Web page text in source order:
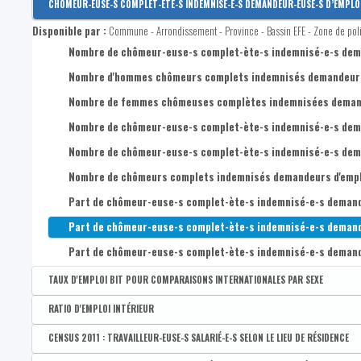
Taux d'emploi administratif des 50-64 ans
CENSUS 2011 : Taux de chômage administratif des 25-49 ans
CENSUS 2011 : Taux de chômage administratif des 50-64 ans
Taux de chômage administratif des 15-24 ans
Taux de chômage administratif des 25-49 ans
Taux de chômage administratif des 50-64 ans
Taux de chômage administratif des 15-19 ans
Taux de chômage de longue durée (1 ans et plus)
Taux de chômage de très très longue durée (5 ans et plus)
Part des demandeur-euse-s d'emploi inoccupé-e-s (DEI) de
Part des demandeur-euse-s d'emploi inoccupé-e-s (DEI) de
Part des demandeur-euse-s d'emploi inoccupé-e-s (DEI) de
Disponible par :Commune - Arrondissement - Province - Bassin EFE - Zone de
Taux de chômage BIT des 15-64 ans
Taux de chômage BIT des 20-64 ans
Taux de chômage BIT des hommes de 15-64 ans
Taux de chômage BIT des femmes de 15-64 ans
CHÔMEUR-EUSE-S COMPLET-ÈTE-S INDEMNISÉ-E-S DEMANDEUR-EUSE-S
Disponible par : Commune - Arrondissement - Province - Bassin EFE - Zone de
Nombre de chômeur-euse-s complet-ète-s indemnisé-e-s
Nombre d'hommes chômeurs complets indemnisés
Nombre de femmes chômeuses complètes indemnisées
Nombre de chômeur-euse-s complet-ète-s indemnisé-e-s
Nombre de chômeur-euse-s complet-ète-s indemnisé-e-s
Nombre de chômeurs complets indemnisés demandeurs
Part de chômeur-euse-s complet-ète-s indemnisé-e-s
Part de chômeur-euse-s complet-ète-s indemnisé-e-s
Part de chômeur-euse-s complet-ète-s indemnisé-e-s
TAUX D'EMPLOI BIT POUR COMPARAISONS INTERNATIONALES PAR SEXE
Disponible par :Commune - Arrondissement - Province - Bassin EFE - Zone de
Taux d'emploi BIT des 20-64 ans
Taux d'emploi BIT des hommes 20-64 ans
RATIO D'EMPLOI INTÉRIEUR
Disponible par : Commune - Arrondissement - Province - Bassin EFE - Zone de
CENSUS 2011 : TRAVAILLEUR-EUSE-S SALARIÉ-E-S SELON LE LIEU DE RÉSIDENCE